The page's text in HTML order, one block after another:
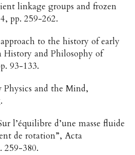
linkage groups and frozen
pp. 259-262.
to the history of early
History and Philosophy of
93-133.
Physics and the Mind,
l’équilibre d’une masse fluide
de rotation”, Acta
259-380.